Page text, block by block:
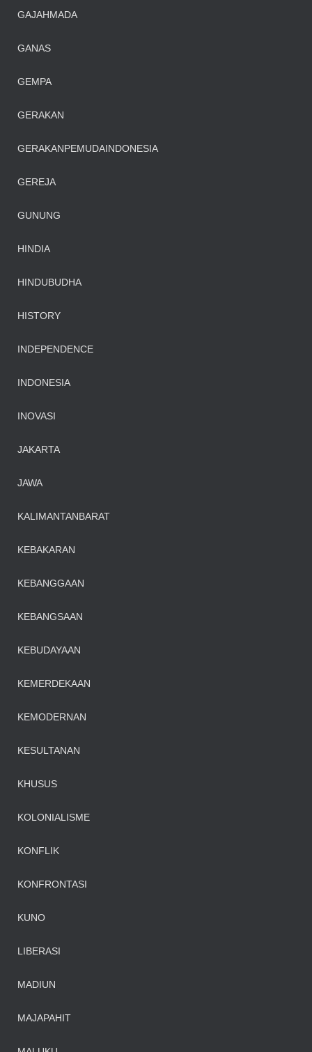
GAJAHMADA
GANAS
GEMPA
GERAKAN
GERAKANPEMUDAINDONESIA
GEREJA
GUNUNG
HINDIA
HINDUBUDHA
HISTORY
INDEPENDENCE
INDONESIA
INOVASI
JAKARTA
JAWA
KALIMANTANBARAT
KEBAKARAN
KEBANGGAAN
KEBANGSAAN
KEBUDAYAAN
KEMERDEKAAN
KEMODERNAN
KESULTANAN
KHUSUS
KOLONIALISME
KONFLIK
KONFRONTASI
KUNO
LIBERASI
MADIUN
MAJAPAHIT